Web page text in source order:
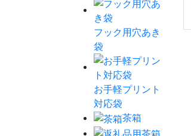
フック用穴あき
袋
お手軽プリント
対応袋
茶箱